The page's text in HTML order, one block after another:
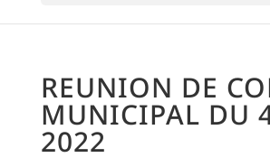
REUNION DE
MUNICIPAL DU
2022